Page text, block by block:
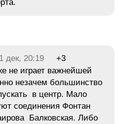
дек, 20:19
+3
не играет важнейшей
незачем большинство
в центр. Мало
соединения Фонтан
Балковская. Либо